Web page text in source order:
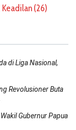
Keadilan(26)
di Liga Nasional,
Revolusioner Buta
Gubernur Papua